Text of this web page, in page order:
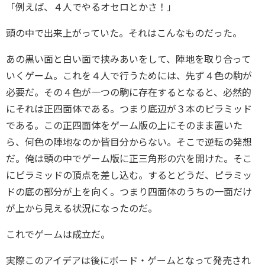
「例えば、４人でやるオセロとかさ！」
頭の中で出来上がっていた。それはこんなものだった。
あの黒い面と白い面で挟みあいをして、陣地を取り合って
いくゲーム。これを４人で行うためには、先ず４色の駒が
必要だ。その４色が一つの駒に存在するとなると、必然的
にそれは正四面体である。つまり底辺が３本のピラミッド
である。この正四面体をゲーム版の上にそのまま置いた
ら、何色の陣地なのか皆目分からない。そこで逆転の発想
だ。俺は頭の中でゲーム版に正三角形の穴を開けた。そこ
にピラミッドの頂点を差し込む。するとどうだ、ピラミッ
ドの底の部分が上を向く。つまり四面体のうちの一面だけ
が上から見える状況になったのだ。
これでゲームは成立だ。
実際このアイデアは後にボード・ゲームとなって発売され